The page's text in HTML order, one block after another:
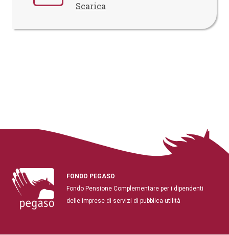
Scarica
FONDO PEGASO
Fondo Pensione Complementare per i dipendenti
delle imprese di servizi di pubblica utilità